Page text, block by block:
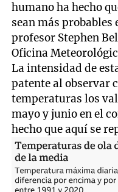
humano ha hecho
sean más
profesor Stephen
Oficina
La intensidad de
patente al observar
temperaturas los
mayo y junio en el
hecho que aquí se